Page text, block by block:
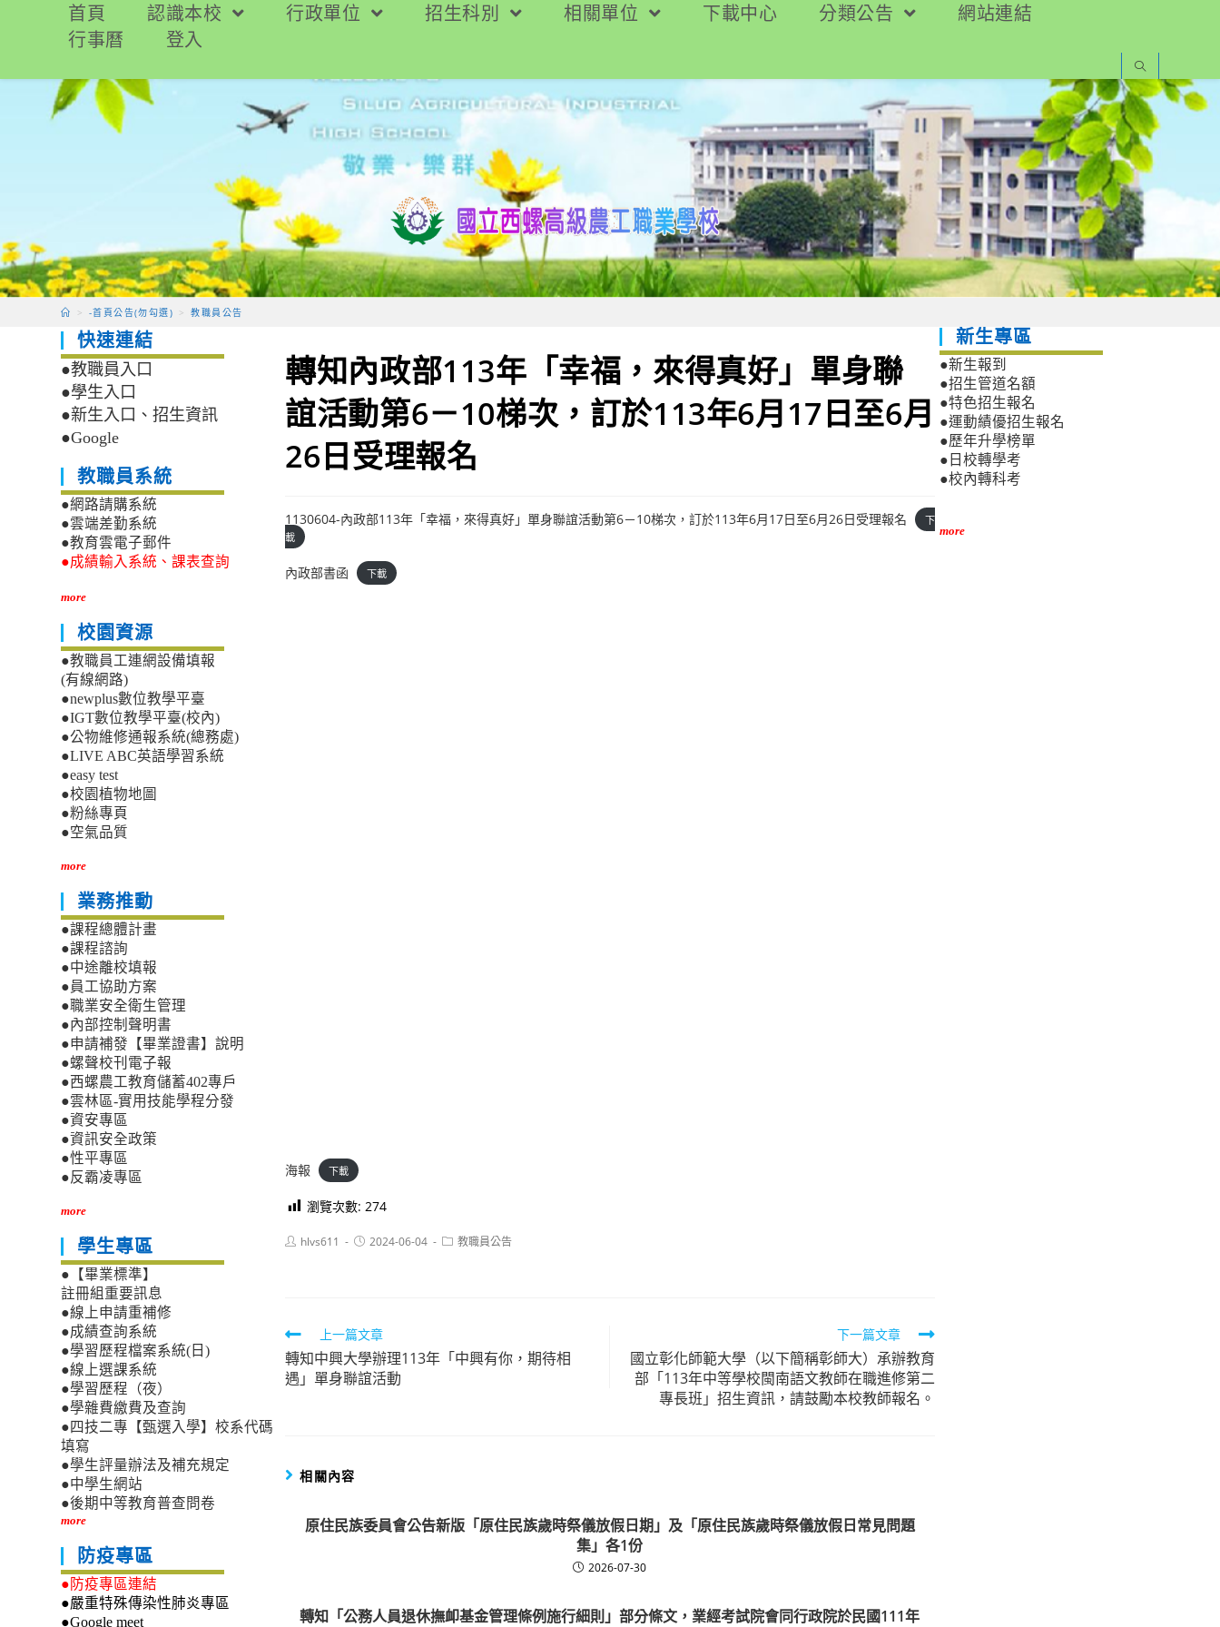
要
首頁 認識本校 行政單位 招生科別 相關單位 下載中心 分類公告
網站連結
行事曆
登入
> -首頁公告(勿勾選) > 教職員公告
轉知內政部113年「幸福，來得真好」單身聯
誼活動第6－10梯次，訂於113年6月17日至6月
26日受理報名
1130604-內政部113年「幸福，來得真好」單身聯誼活動第6－10梯次，訂於113年6月17日至6月26日受理報名
下
載
內政部書函 下載
海報 下載
瀏覽次數: 274
Posthlvs611
Post2024-06-04
Post教職員公告
Read
more
articles
上一篇文章
轉知中興大學辦理113年「中興有你，期待相
遇」單身聯誼活動
下一篇文章
國立彰化師範大學（以下簡稱彰師大）承辦教育
部「113年中等學校閩南語文教師在職進修第二
專長班」招生資訊，請鼓勵本校教師報名。
相關內容
原住民族委員會公告新版「原住民族歲時祭儀放假日期」及「原住民族歲時祭儀放假日常見問題
集」各1份
2026-07-30
轉知「公務人員退休撫卹基金管理條例施行細則」部分條文，業經考試院會同行政院於民國111年
快速連結
●教職員入口
●學生入口
●新生入口、招生資訊
●Google
教職員系統
●網路請購系統
●雲端差勤系統
●教育雲電子郵件
●成績輸入系統、課表查詢
more
校園資源
●教職員工連網設備填報
(有線網路)
●newplus數位教學平臺
●IGT數位教學平臺(校內)
●公物維修通報系統(總務處)
●LIVE ABC英語學習系統
●easy test
●校園植物地圖
●粉絲專頁
●空氣品質
more
業務推動
●課程總體計畫
●課程諮詢
●中途離校填報
●員工協助方案
●職業安全衛生管理
●內部控制聲明書
●申請補發【畢業證書】說明
●螺聲校刊電子報
●西螺農工教育儲蓄402專戶
●雲林區-實用技能學程分發
●資安專區
●資訊安全政策
●性平專區
●反霸凌專區
more
學生專區
●【畢業標準】
註冊組重要訊息
●線上申請重補修
●成績查詢系統
●學習歷程檔案系統(日)
●線上選課系統
●學習歷程（夜）
●學雜費繳費及查詢
●四技二專【甄選入學】校系代碼
填寫
●學生評量辦法及補充規定
●中學生網站
●後期中等教育普查問卷
more
防疫專區
●防疫專區連結
●嚴重特殊傳染性肺炎專區
●Google meet
新生專區
●新生報到
●招生管道名額
●特色招生報名
●運動績優招生報名
●歷年升學榜單
●日校轉學考
●校內轉科考
more